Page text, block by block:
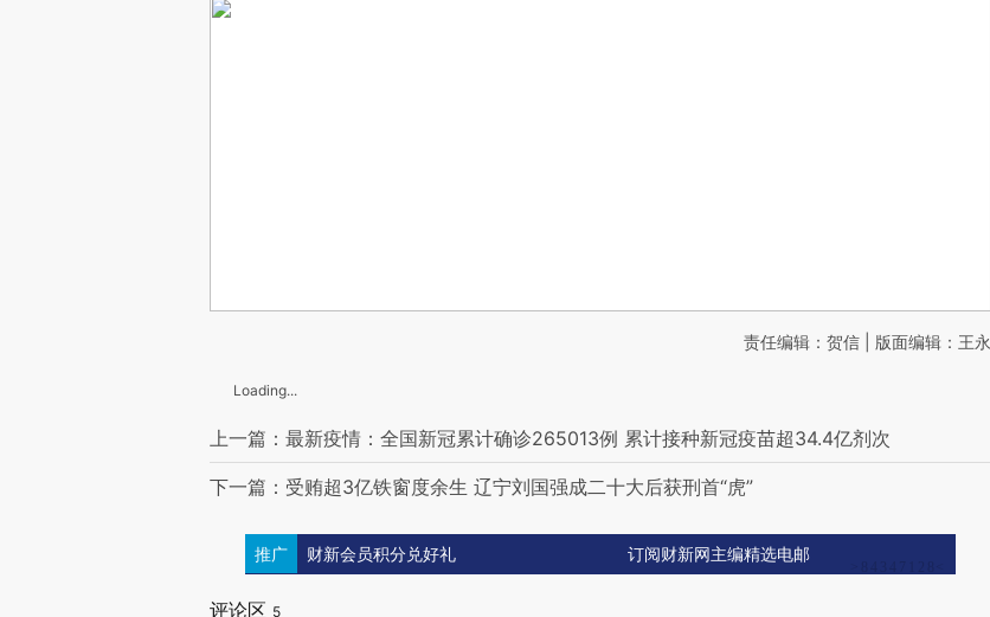
责任编辑：贺信 | 版面编辑：王永
Loading...
上一篇：最新疫情：全国新冠累计确诊265013例 累计接种新冠疫苗超34.4亿剂次
下一篇：受贿超3亿铁窗度余生 辽宁刘国强成二十大后获刑首“虎”
推广 财新会员积分兑好礼 订阅财新网主编精选电邮
评论区 5